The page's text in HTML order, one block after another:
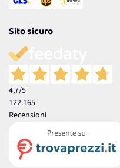
Sito sicuro
4,7/5
122.165
Recensioni